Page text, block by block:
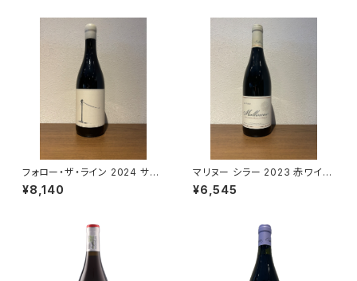
フォロー・ザ・ライン 2024 サヴ
ェージ 赤ワイン 南アフリカ サン
ソー 750ml
¥8,140
マリヌー シラー 2023 赤ワイン
南アフリカ スワートランド 750
ml
¥6,545